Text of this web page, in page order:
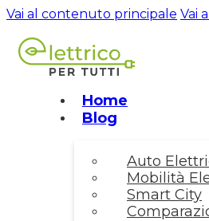
Vai al contenuto principale Vai
Home
Blog
Auto
Mobilità
Smart City